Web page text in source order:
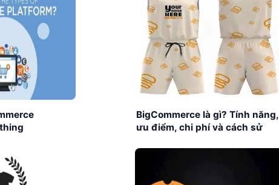
BigCommerce là gì? Tính năng,
ưu điểm, chi phí và cách sử